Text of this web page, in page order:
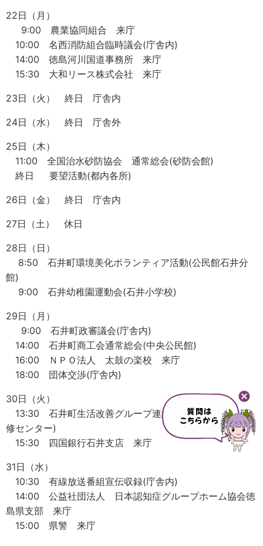
22日（月）
9:00 農業協同組合 来庁
10:00 名西消防組合臨時議会(庁舎内)
14:00 徳島河川国道事務所 来庁
15:30 大和リース株式会社 来庁
23日（火） 終日 庁舎内
24日（水） 終日 庁舎外
25日（木）
11:00 全国治水砂防協会 通常総会(砂防会館)
終日 要望活動(都内各所)
26日（金） 終日 庁舎内
27日（土） 休日
28日（日）
8:50 石井町環境美化ボランティア活動(公民館石井分
館)
9:00 石井幼稚園運動会(石井小学校)
29日（月）
9:00 石井町政審議会(庁舎内)
14:00 石井町商工会通常総会(中央公民館)
16:00 ＮＰＯ法人 太鼓の楽校 来庁
18:00 団体交渉(庁舎内)
30日（火）
13:30 石井町生活改善グループ連絡協議会総会(農業研
修センター)
15:30 四国銀行石井支店 来庁
31日（水）
10:30 有線放送番組宣伝収録(庁舎内)
14:00 公益社団法人 日本認知症グループホーム協会徳
島県支部 来庁
15:00 県警 来庁